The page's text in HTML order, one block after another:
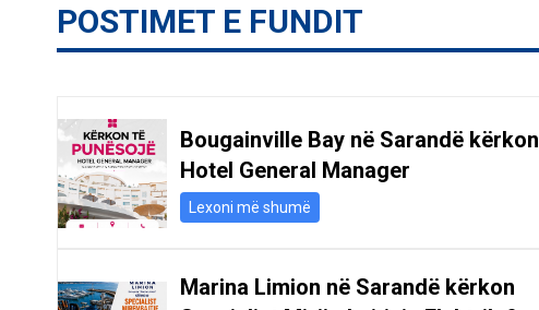
POSTIMET E FUNDIT
Bougainville Bay në Sarandë kërkon
Hotel General Manager
Lexoni më shumë
Marina Limion në Sarandë kërkon